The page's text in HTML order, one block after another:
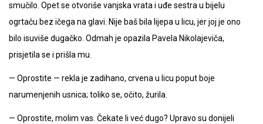
smučilo. Opet se otvoriše vanjska vrata i uđe sestra u bijelu
ogrtaču bez ičega na glavi. Nije baš bila lijepa u licu, jer joj je ono
bilo isuviše dugačko. Odmah je opazila Pavela Nikolajeviča,
prisjetila se i prišla mu.
— Oprostite — rekla je zadihano, crvena u licu poput boje
narumenjenih usnica; toliko se, očito, žurila.
— Oprostite, molim vas. Čekate li već dugo? Upravo su donijeli